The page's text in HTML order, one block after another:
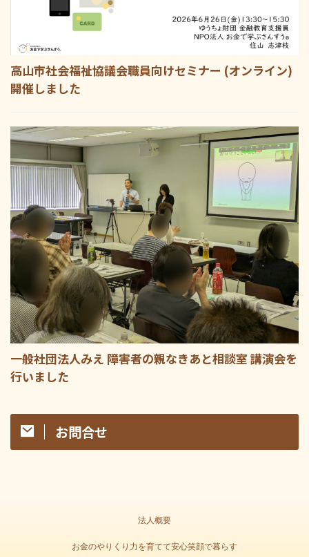
高山市社会福祉協議会職員向けセミナー (オンライン)
開催しました
一般社団法人みえ 障害者の親なきあと相談室 講演会を
行いました
お問合せ
法人概要
お金のやりくり力を育てて安心笑顔で暮らす